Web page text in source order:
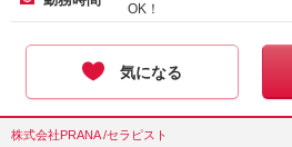
OK！
気になる
株式会社PRANA /セラピスト